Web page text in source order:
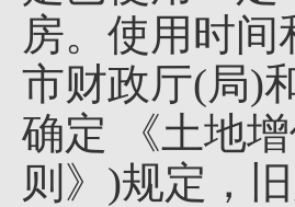
房。使用时
市财政厅(局)
确定 《土地
则》)规定，